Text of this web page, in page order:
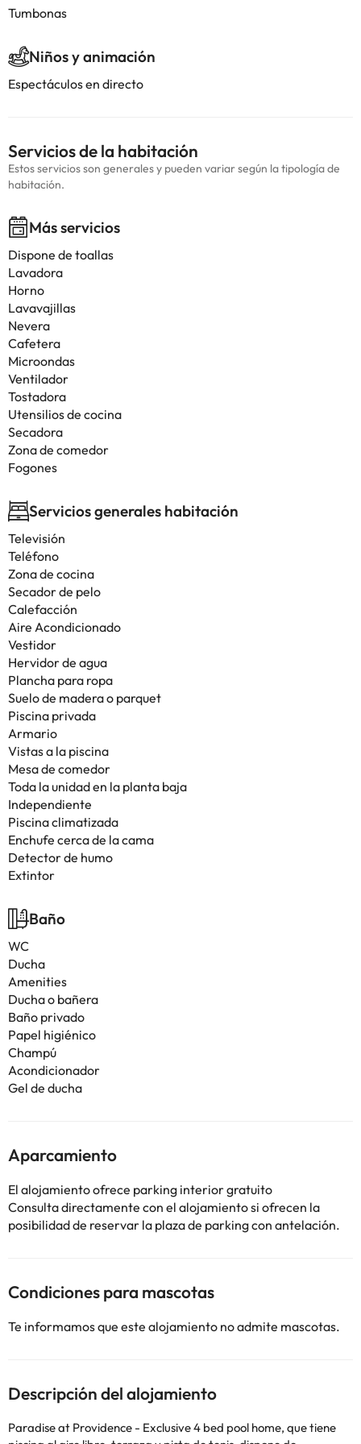
Tumbonas
Niños y animación
Espectáculos en directo
Servicios de la habitación
Estos servicios son generales y pueden variar según la tipología de
habitación.
Más servicios
Dispone de toallas
Lavadora
Horno
Lavavajillas
Nevera
Cafetera
Microondas
Ventilador
Tostadora
Utensilios de cocina
Secadora
Zona de comedor
Fogones
Servicios generales habitación
Televisión
Teléfono
Zona de cocina
Secador de pelo
Calefacción
Aire Acondicionado
Vestidor
Hervidor de agua
Plancha para ropa
Suelo de madera o parquet
Piscina privada
Armario
Vistas a la piscina
Mesa de comedor
Toda la unidad en la planta baja
Independiente
Piscina climatizada
Enchufe cerca de la cama
Detector de humo
Extintor
Baño
WC
Ducha
Amenities
Ducha o bañera
Baño privado
Papel higiénico
Champú
Acondicionador
Gel de ducha
Aparcamiento
El alojamiento ofrece parking interior gratuito
Consulta directamente con el alojamiento si ofrecen la
posibilidad de reservar la plaza de parking con antelación.
Condiciones para mascotas
Te informamos que este alojamiento no admite mascotas.
Descripción del alojamiento
Paradise at Providence - Exclusive 4 bed pool home, que tiene